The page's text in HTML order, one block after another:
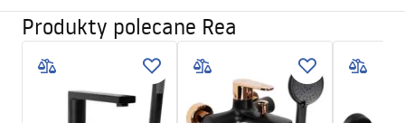
Kolor:
Czarny
Materiał:
Mosiądz, ABS
Wysokość (mm):
120
Powłoka:
Electroplating
Instrukcja montażu
Produkty polecane Rea